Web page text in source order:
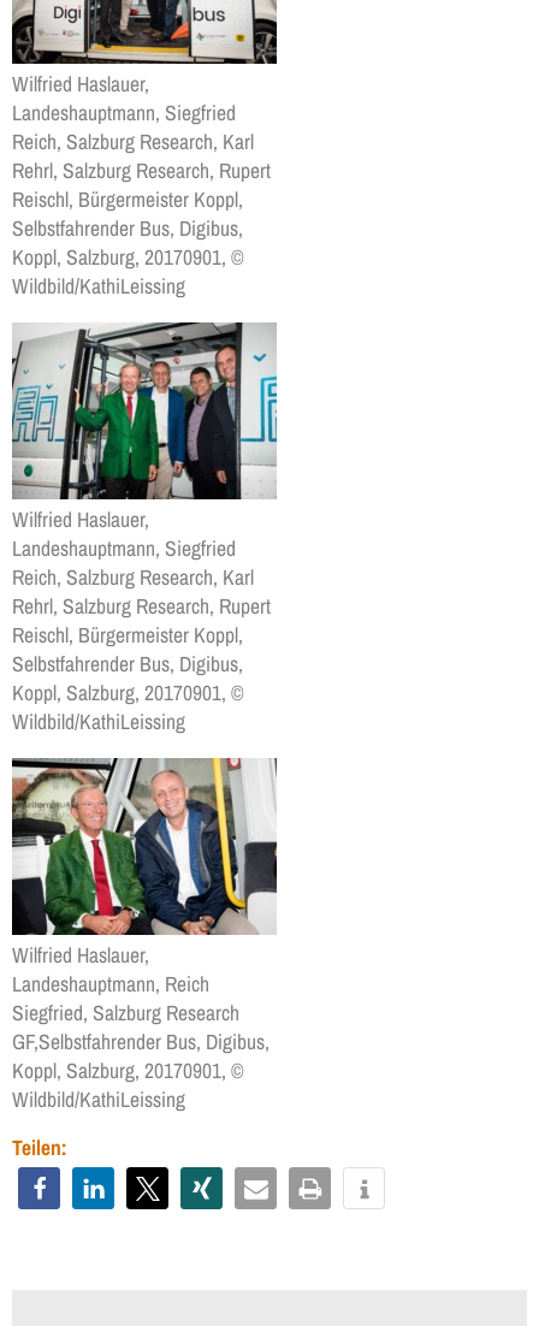
Wilfried Haslauer,
Landeshauptmann, Siegfried
Reich, Salzburg Research, Karl
Rehrl, Salzburg Research, Rupert
Reischl, Bürgermeister Koppl,
Selbstfahrender Bus, Digibus,
Koppl, Salzburg, 20170901, ©
Wildbild/KathiLeissing
Wilfried Haslauer,
Landeshauptmann, Siegfried
Reich, Salzburg Research, Karl
Rehrl, Salzburg Research, Rupert
Reischl, Bürgermeister Koppl,
Selbstfahrender Bus, Digibus,
Koppl, Salzburg, 20170901, ©
Wildbild/KathiLeissing
Wilfried Haslauer,
Landeshauptmann, Reich
Siegfried, Salzburg Research
GF,Selbstfahrender Bus, Digibus,
Koppl, Salzburg, 20170901, ©
Wildbild/KathiLeissing
Teilen: